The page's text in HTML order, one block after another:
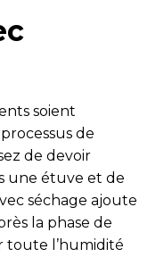
soient
de
de devoir
une étuve et de
séchage ajoute
la phase de
toute l’humidité